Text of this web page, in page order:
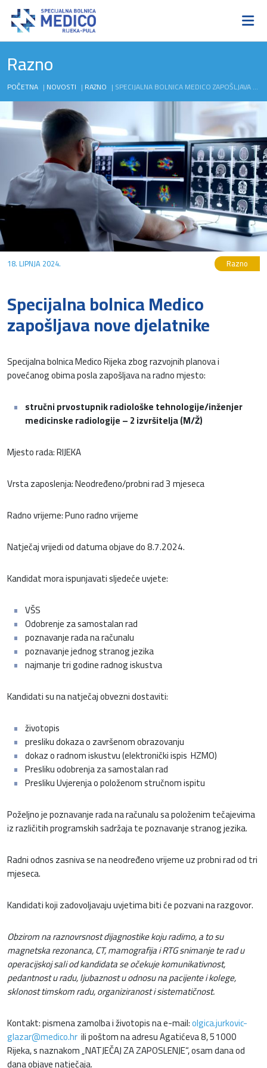
Razno
POČETNA | NOVOSTI | RAZNO | SPECIJALNA BOLNICA MEDICO ZAPOŠLJAVA NOVE DJELATNIKE
18. LIPNJA 2024. Razno
Specijalna bolnica Medico
zapošljava nove djelatnike
Specijalna bolnica Medico Rijeka zbog razvojnih planova i
povećanog obima posla zapošljava na radno mjesto:
stručni prvostupnik radiološke tehnologije/inženjer
medicinske radiologije – 2 izvršitelja (M/Ž)
Mjesto rada: RIJEKA
Vrsta zaposlenja: Neodređeno/probni rad 3 mjeseca
Radno vrijeme: Puno radno vrijeme
Natječaj vrijedi od datuma objave do 8.7.2024.
Kandidat mora ispunjavati sljedeće uvjete:
VŠS
Odobrenje za samostalan rad
poznavanje rada na računalu
poznavanje jednog stranog jezika
najmanje tri godine radnog iskustva
Kandidati su na natječaj obvezni dostaviti:
životopis
presliku dokaza o završenom obrazovanju
dokaz o radnom iskustvu (elektronički ispis HZMO)
Presliku odobrenja za samostalan rad
Presliku Uvjerenja o položenom stručnom ispitu
Poželjno je poznavanje rada na računalu sa položenim tečajevima
iz različitih programskih sadržaja te poznavanje stranog jezika.
Radni odnos zasniva se na neodređeno vrijeme uz probni rad od tri
mjeseca.
Kandidati koji zadovoljavaju uvjetima biti će pozvani na razgovor.
Obzirom na raznovrsnost dijagnostike koju radimo, a to su
magnetska rezonanca, CT, mamografija i RTG snimanje te rad u
operacijskoj sali od kandidata se očekuje komunikativnost,
pedantnost u radu, ljubaznost u odnosu na pacijente i kolege,
sklonost timskom radu, organiziranost i sistematičnost.
Kontakt: pismena zamolba i životopis na e-mail:olgica.jurkovic-
glazar@medico.hr ili poštom na adresu Agatićeva 8, 51000
Rijeka, s naznakom „NATJEČAJ ZA ZAPOSLENJE“, osam dana od
dana objave natječaja.